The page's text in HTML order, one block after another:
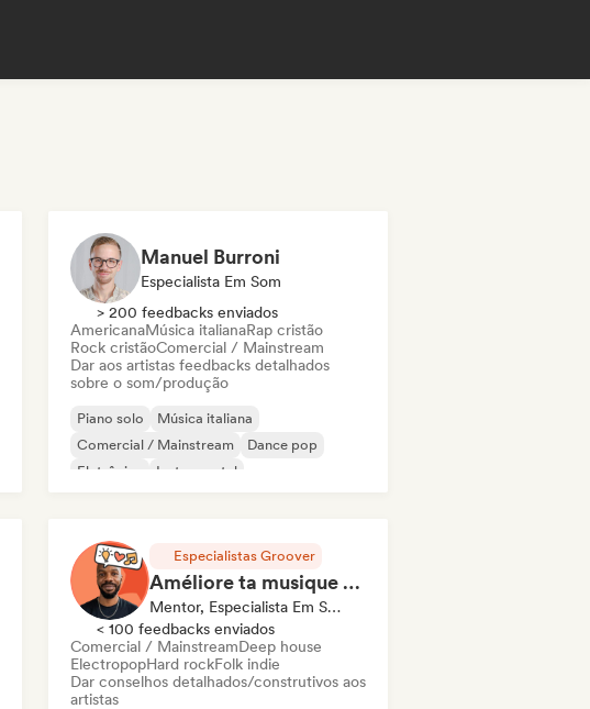
Manuel Burroni
Especialista Em Som
> 200 feedbacks enviados
AmericanaMúsica italianaRap cristão
Rock cristãoComercial / Mainstream
Dar aos artistas feedbacks detalhados
sobre o som/produção
Piano solo
Música italiana
Comercial / Mainstream
Dance pop
Eletrônica
Instrumental
Especialistas Groover
Améliore ta musique en 1h de Coaching
Mentor, Especialista Em Som
< 100 feedbacks enviados
Comercial / MainstreamDeep house
ElectropopHard rockFolk indie
Dar conselhos detalhados/construtivos aos
artistas